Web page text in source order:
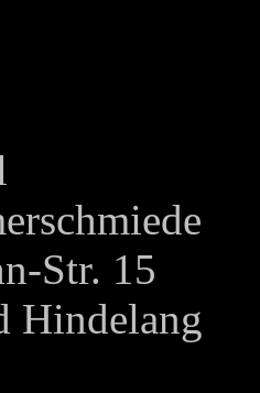
Str. 15
Hindelang